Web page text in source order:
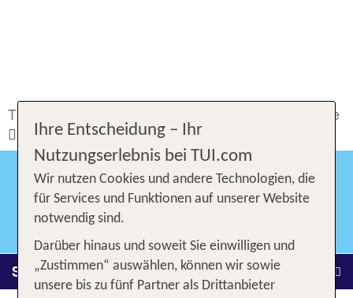
TUI.com
Hotel & Pauschalreise
Reiseveranstalter
Reiseinformationen airtours
AIRTOURS
Service & Kontakt
Ihre Entscheidung – Ihr
Nutzungserlebnis bei TUI.com
Wir nutzen Cookies und andere Technologien, die
für Services und Funktionen auf unserer Website
notwendig sind.
Darüber hinaus und soweit Sie einwilligen und
„Zustimmen“ auswählen, können wir sowie
unsere bis zu fünf Partner als Drittanbieter